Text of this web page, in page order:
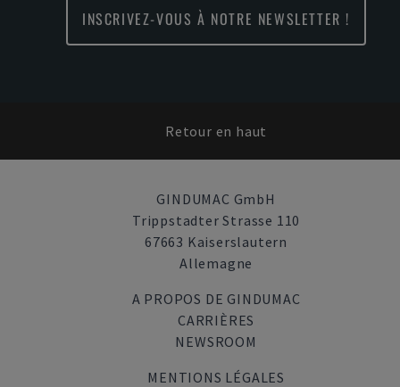
INSCRIVEZ-VOUS À NOTRE NEWSLETTER !
Retour en haut
GINDUMAC GmbH
Trippstadter Strasse 110
67663 Kaiserslautern
Allemagne
A PROPOS DE GINDUMAC
CARRIÈRES
NEWSROOM
MENTIONS LÉGALES